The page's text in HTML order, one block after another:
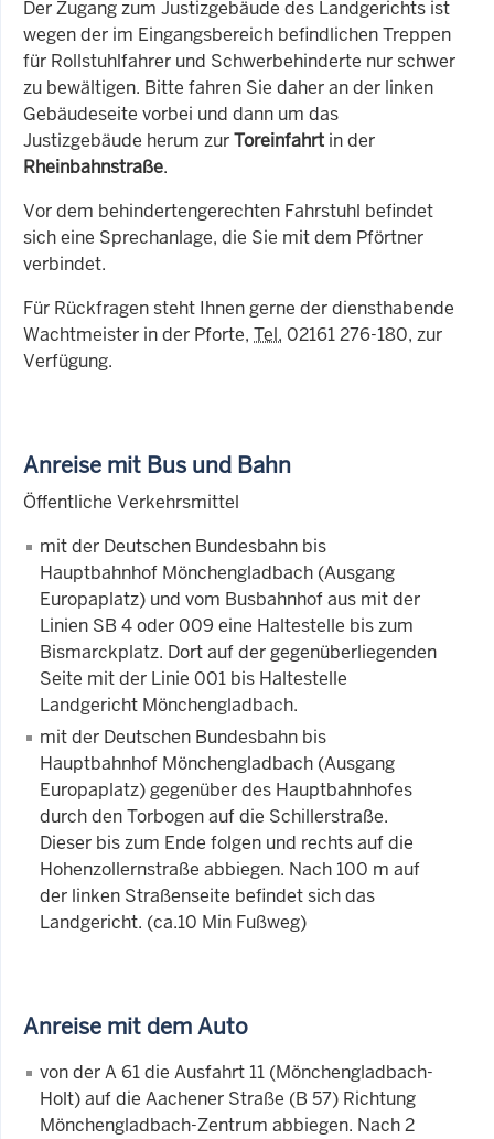
Der Zugang zum Justizgebäude des Landgerichts ist
wegen der im Eingangsbereich befindlichen Treppen
für Rollstuhlfahrer und Schwerbehinderte nur schwer
zu bewältigen. Bitte fahren Sie daher an der linken
Gebäudeseite vorbei und dann um das
Justizgebäude herum zurToreinfahrt in der
Rheinbahnstraße.
Vor dem behindertengerechten Fahrstuhl befindet
sich eine Sprechanlage, die Sie mit dem Pförtner
verbindet.
Für Rückfragen steht Ihnen gerne der diensthabende
Wachtmeister in der Pforte, Tel. 02161 276-180, zur
Verfügung.
Anreise mit Bus und Bahn
Öffentliche Verkehrsmittel
mit der Deutschen Bundesbahn bis
Hauptbahnhof Mönchengladbach (Ausgang
Europaplatz) und vom Busbahnhof aus mit der
Linien SB 4 oder 009 eine Haltestelle bis zum
Bismarckplatz. Dort auf der gegenüberliegenden
Seite mit der Linie 001 bis Haltestelle
Landgericht Mönchengladbach.
mit der Deutschen Bundesbahn bis
Hauptbahnhof Mönchengladbach (Ausgang
Europaplatz) gegenüber des Hauptbahnhofes
durch den Torbogen auf die Schillerstraße.
Dieser bis zum Ende folgen und rechts auf die
Hohenzollernstraße abbiegen. Nach 100 m auf
der linken Straßenseite befindet sich das
Landgericht. (ca.10 Min Fußweg)
Anreise mit dem Auto
von der A 61 die Ausfahrt 11 (Mönchengladbach-
Holt) auf die Aachener Straße (B 57) Richtung
Mönchengladbach-Zentrum abbiegen. Nach 2